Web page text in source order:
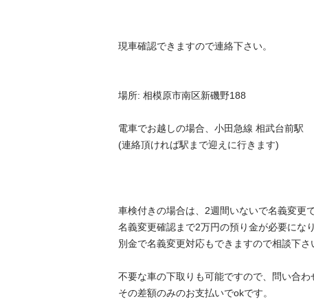
現車確認できますので連絡下さい。
場所: 相模原市南区新磯野188
電車でお越しの場合、小田急線 相武台前駅
(連絡頂ければ駅まで迎えに行きます)
車検付きの場合は、2週間いないで名義変更
名義変更確認まで2万円の預り金が必要にな
別金で名義変更対応もできますので相談下さ
不要な車の下取りも可能ですので、問い合わ
その差額のみのお支払いでokです。